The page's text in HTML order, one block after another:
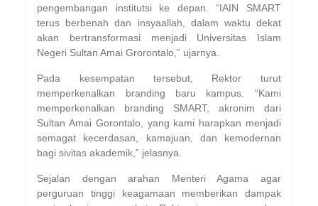
pengembangan institutsi ke depan. “IAIN SMART
terus berbenah dan insyaallah, dalam waktu dekat
akan bertransformasi menjadi Universitas Islam
Negeri Sultan Amai Grorontalo,” ujarnya.
Pada kesempatan tersebut, Rektor turut
memperkenalkan branding baru kampus. “Kami
memperkenalkan branding SMART, akronim dari
Sultan Amai Gorontalo, yang kami harapkan menjadi
semagat kecerdasan, kamajuan, dan kemodernan
bagi sivitas akademik,” jelasnya.
Sejalan dengan arahan Menteri Agama agar
perguruan tinggi keagamaan memberikan dampak